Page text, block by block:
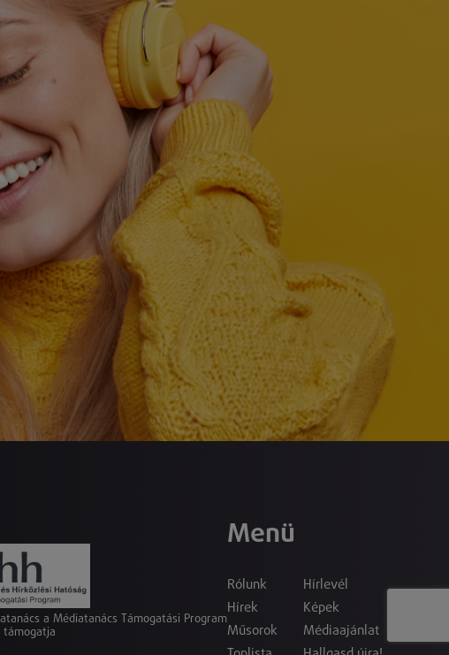
a Médiatanács Támogatási Program
támogatja
Menü
Rólunk
Hírek
Műsorok
Hírlevél
Képek
Médiaajánlat